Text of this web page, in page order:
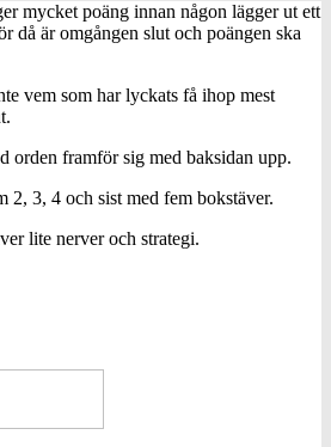
mycket poäng innan någon lägger ut ett
då är omgången slut och poängen ska
vem som har lyckats få ihop mest
orden framför sig med baksidan upp.
2, 3, 4 och sist med fem bokstäver.
lite nerver och strategi.